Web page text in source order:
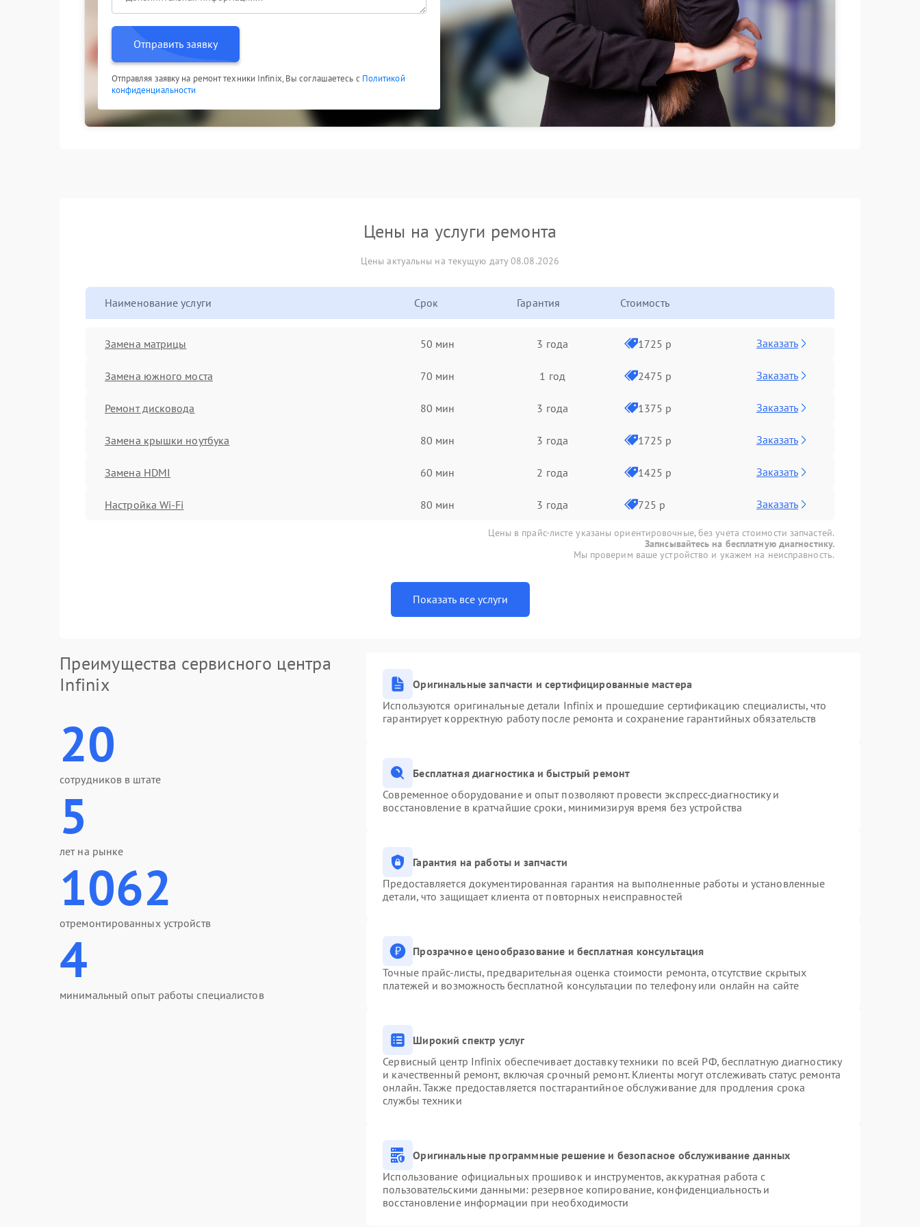
Отправить заявку
Отправляя заявку на ремонт техники Infinix, Вы соглашаетесь с Политикой
конфиденциальности
Цены на услуги ремонта
Цены актуальны на текущую дату 08.08.2026
Наименование услуги Срок Гарантия Стоимость
Замена матрицы 50 мин 3 года 1725 р Заказать
Замена южного моста 70 мин 1 год 2475 р Заказать
Ремонт дисковода 80 мин 3 года 1375 р Заказать
Замена крышки ноутбука 80 мин 3 года 1725 р Заказать
Замена HDMI 60 мин 2 года 1425 р Заказать
Настройка Wi-Fi 80 мин 3 года 725 р Заказать
Цены в прайс-листе указаны ориентировочные, без учета стоимости запчастей.
Записывайтесь на бесплатную диагностику.
Мы проверим ваше устройство и укажем на неисправность.
Показать все услуги
Преимущества сервисного центра
Infinix
20
сотрудников в штате
5
лет на рынке
1062
отремонтированных устройств
4
минимальный опыт работы специалистов
Оригинальные запчасти и сертифицированные мастера
Используются оригинальные детали Infinix и прошедшие сертификацию специалисты, что
гарантирует корректную работу после ремонта и сохранение гарантийных обязательств
Бесплатная диагностика и быстрый ремонт
Современное оборудование и опыт позволяют провести экспресс-диагностику и
восстановление в кратчайшие сроки, минимизируя время без устройства
Гарантия на работы и запчасти
Предоставляется документированная гарантия на выполненные работы и установленные
детали, что защищает клиента от повторных неисправностей
Прозрачное ценообразование и бесплатная консультация
Точные прайс-листы, предварительная оценка стоимости ремонта, отсутствие скрытых
платежей и возможность бесплатной консультации по телефону или онлайн на сайте
Широкий спектр услуг
Сервисный центр Infinix обеспечивает доставку техники по всей РФ, бесплатную диагностику
и качественный ремонт, включая срочный ремонт. Клиенты могут отслеживать статус ремонта
онлайн. Также предоставляется постгарантийное обслуживание для продления срока
службы техники
Оригинальные программные решение и безопасное обслуживание данных
Использование официальных прошивок и инструментов, аккуратная работа с
пользовательскими данными: резервное копирование, конфиденциальность и
восстановление информации при необходимости